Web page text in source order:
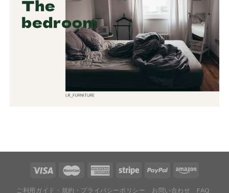
ご利用ガイド・規約・プライバシーポリシー お問い合わせ FAQ